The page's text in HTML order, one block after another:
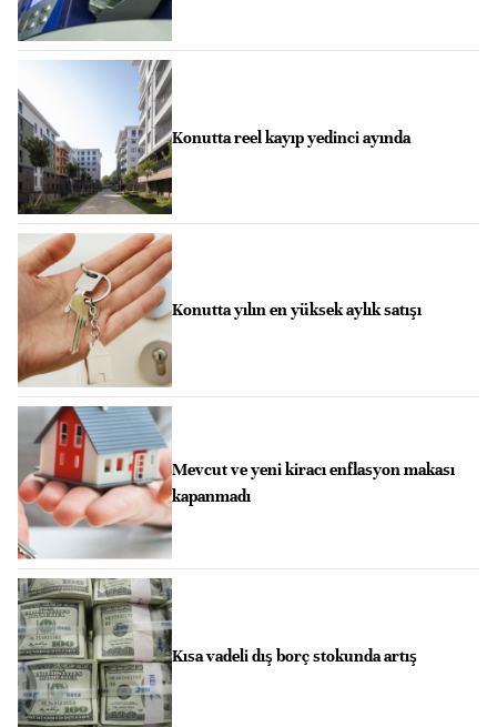
Konutta reel kayıp yedinci ayında
Konutta yılın en yüksek aylık satışı
Mevcut ve yeni kiracı enflasyon makası
kapanmadı
Kısa vadeli dış borç stokunda artış